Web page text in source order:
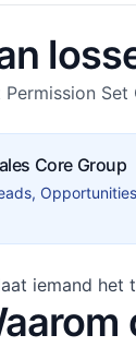
Permission
Core Group
iemand het